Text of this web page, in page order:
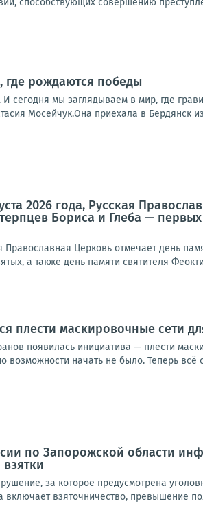
способствующих совершению
где рождаются победы
мы заглядываем в мир, где
Мосейчук.Она приехала в Бердянск
2026 года, Русская
Бориса и Глеба —
Православная Церковь отмечает день
а также день памяти святителя
плести маскировочные сети
появилась инициатива — плести
возможности начать не было. Теперь
по Запорожской области
за которое предусмотрена
взяточничество, превышение